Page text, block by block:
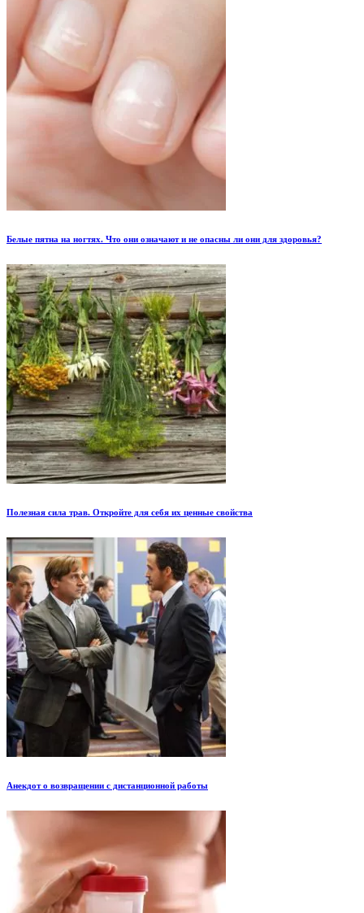
Белые пятна на ногтях. Что они означают и не опасны ли они для здоровья?
Полезная сила трав. Откройте для себя их ценные свойства
Анекдот о возвращении с дистанционной работы